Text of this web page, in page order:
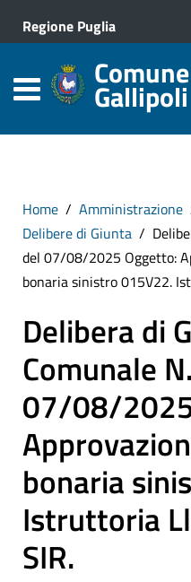
Regione Puglia
Gallipoli
Home Amministrazione
Delibere di Giunta
del 07/08/2025 Oggetto:
bonaria sinistro 015V22.
Delibera di
Comunale
07/08/
bonaria
Istruttoria
SIR.